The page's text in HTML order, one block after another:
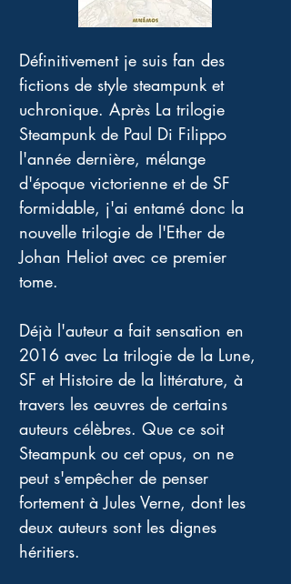
Définitivement je suis fan des
fictions de style steampunk et
uchronique. Après La trilogie
Steampunk de Paul Di Filippo
l'année dernière, mélange
d'époque victorienne et de SF
formidable, j'ai entamé donc la
nouvelle trilogie de l'Ether de
Johan Heliot avec ce premier
tome.
Déjà l'auteur a fait sensation en
2016 avec La trilogie de la Lune,
SF et Histoire de la littérature, à
travers les œuvres de certains
auteurs célèbres. Que ce soit
Steampunk ou cet opus, on ne
peut s'empêcher de penser
fortement à Jules Verne, dont les
deux auteurs sont les dignes
héritiers.